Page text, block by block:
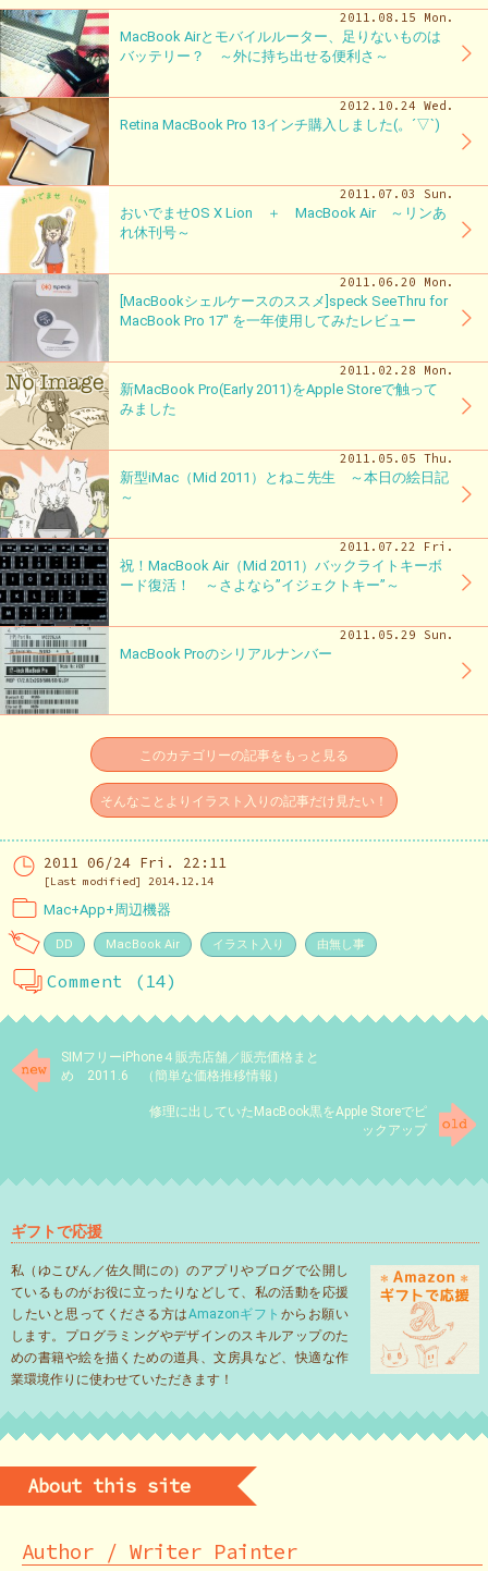
2011.08.15 Mon.
MacBook Airとモバイルルーター、足りないものは
バッテリー？ ～外に持ち出せる便利さ～
2012.10.24 Wed.
Retina MacBook Pro 13インチ購入しました(。´▽`)
2011.07.03 Sun.
おいでませOS X Lion ＋ MacBook Air ～リンあ
れ休刊号～
2011.06.20 Mon.
[MacBookシェルケースのススメ]speck SeeThru for
MacBook Pro 17″ を一年使用してみたレビュー
2011.02.28 Mon.
新MacBook Pro(Early 2011)をApple Storeで触って
みました
2011.05.05 Thu.
新型iMac（Mid 2011）とねこ先生 ～本日の絵日記
～
2011.07.22 Fri.
祝！MacBook Air（Mid 2011）バックライトキーボ
ード復活！ ～さよなら”イジェクトキー”～
2011.05.29 Sun.
MacBook Proのシリアルナンバー
このカテゴリーの記事をもっと見る
そんなことよりイラスト入りの記事だけ見たい！
2011 06/24 Fri. 22:11
[Last modified] 2014.12.14
Mac+App+周辺機器
DD MacBook Air イラスト入り 由無し事
Comment (14)
SIMフリーiPhone４販売店舗／販売価格まと
め 2011.6 （簡単な価格推移情報）
修理に出していたMacBook黒をApple Storeでピ
ックアップ
ギフトで応援
私（ゆこびん／佐久間にの）のアプリやブログで公開し
ているものがお役に立ったりなどして、私の活動を応援
したいと思ってくださる方はAmazonギフト からお願い
します。プログラミングやデザインのスキルアップのた
めの書籍や絵を描くための道具、文房具など、快適な作
業環境作りに使わせていただきます！
About this site
Author / Writer Painter